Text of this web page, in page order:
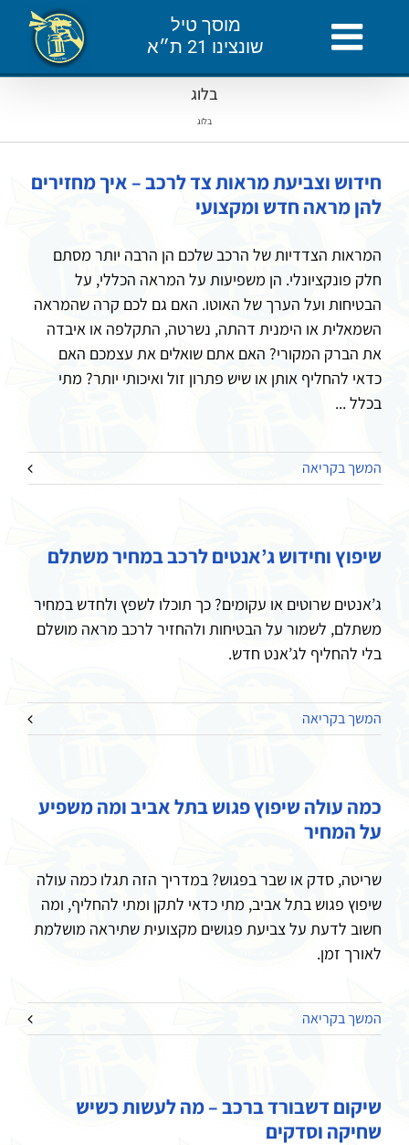
מוסך טיל
שונצינו 21 ת״א
בלוג
בלוג
חידוש וצביעת מראות צד לרכב – איך מחזירים
להן מראה חדש ומקצועי
המראות הצדדיות של הרכב שלכם הן הרבה יותר מסתם
חלק פונקציונלי. הן משפיעות על המראה הכללי, על
הבטיחות ועל הערך של האוטו. האם גם לכם קרה שהמראה
השמאלית או הימנית דהתה, נשרטה, התקלפה או איבדה
את הברק המקורי? האם אתם שואלים את עצמכם האם
כדאי להחליף אותן או שיש פתרון זול ואיכותי יותר? מתי
בכלל ...
המשך בקריאה
שיפוץ וחידוש ג’אנטים לרכב במחיר משתלם
ג’אנטים שרוטים או עקומים? כך תוכלו לשפץ ולחדש במחיר
משתלם, לשמור על הבטיחות ולהחזיר לרכב מראה מושלם
בלי להחליף לג’אנט חדש.
המשך בקריאה
כמה עולה שיפוץ פגוש בתל אביב ומה משפיע
על המחיר
שריטה, סדק או שבר בפגוש? במדריך הזה תגלו כמה עולה
שיפוץ פגוש בתל אביב, מתי כדאי לתקן ומתי להחליף, ומה
חשוב לדעת על צביעת פגושים מקצועית שתיראה מושלמת
לאורך זמן.
המשך בקריאה
שיקום דשבורד ברכב – מה לעשות כשיש
שחיקה וסדקים